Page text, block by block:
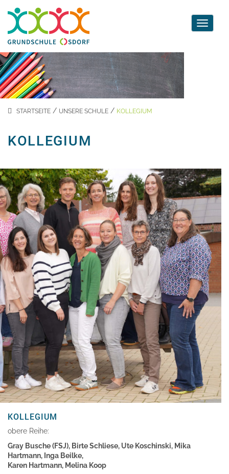
Toggle
STARTSEITE / UNSERE SCHULE / KOLLEGIUM
KOLLEGIUM
KOLLEGIUM
obere Reihe:
Gray Busche (FSJ), Birte Schliese, Ute Koschinski, Mika
Hartmann, Inga Beilke,
Karen Hartmann, Melina Koop